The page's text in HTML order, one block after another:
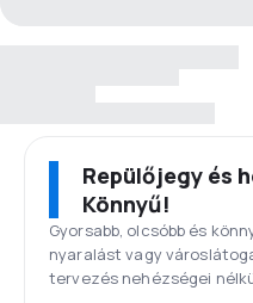
Repülőjegy és
Könnyű!
Gyorsabb, olcsóbb és
nyaralást vagy
tervezés nehézségei